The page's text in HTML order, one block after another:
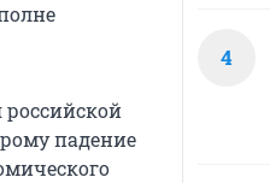
падение
4